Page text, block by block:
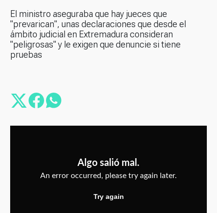
El ministro aseguraba que hay jueces que
"prevarican", unas declaraciones que desde el
ámbito judicial en Extremadura consideran
"peligrosas" y le exigen que denuncie si tiene
pruebas